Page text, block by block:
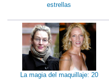
estrellas
La magia del maquillaje: 20